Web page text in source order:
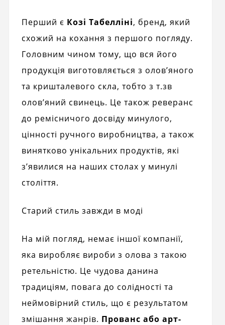
Перший є Козі Табелліні, бренд, який
схожий на кохання з першого погляду.
Головним чином тому, що вся його
продукція виготовляється з олов’яного
та кришталевого скла, тобто з т.зв
олов’яний свинець. Це також реверанс
до ремісничого досвіду минулого,
цінності ручного виробництва, а також
винятково унікальних продуктів, які
з’явилися на наших столах у минулі
століття.
Старий стиль завжди в моді
На мій погляд, немає іншої компанії,
яка виробляє вироби з олова з такою
ретельністю. Це чудова данина
традиціям, повага до солідності та
неймовірний стиль, що є результатом
змішання жанрів. Прованс або арт-